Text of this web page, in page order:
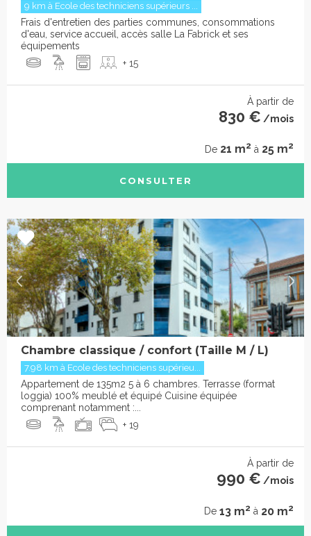
9 km à Ecole des techniciens supérieurs ...
Frais d'entretien des parties communes, consommations
d'eau, service accueil, accès salle La Fabrick et ses
équipements
+ 15
À partir de
830 € /mois
De 21 m2 à 25 m2
CONSULTER
Chambre classique / confort (Taille M / L)
7.98 km à Ecole des techniciens supérieu...
Appartement de 135m2 5 à 6 chambres. Terrasse (format
loggia) 100% meublé et équipé Cuisine équipée
comprenant notamment :...
+ 19
À partir de
990 € /mois
De 13 m2 à 20 m2